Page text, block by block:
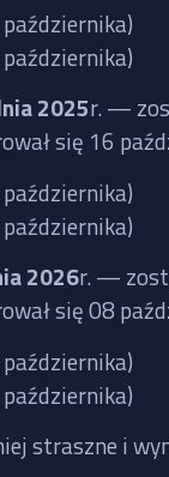
2025r. —
się 16
2026r. —
się 08
straszne i